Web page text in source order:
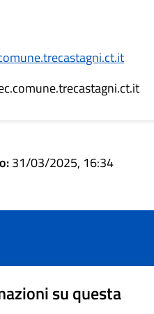
31/03/2025, 16:34
su questa